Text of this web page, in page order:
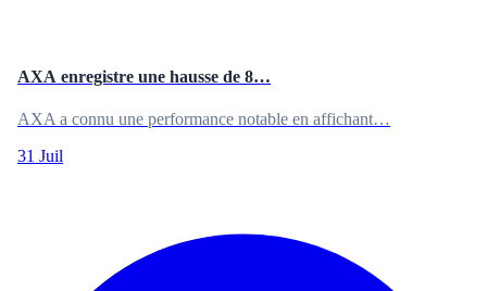
AXA enregistre une hausse de 8…
AXA a connu une performance notable en affichant…
31 Juil